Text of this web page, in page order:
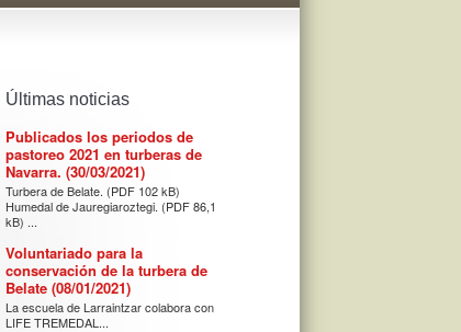
Últimas noticias
Publicados los periodos de
pastoreo 2021 en turberas de
Navarra. (30/03/2021)
Turbera de Belate. (PDF 102 kB)
Humedal de Jauregiaroztegi. (PDF 86,1
kB) ...
Voluntariado para la
conservación de la turbera de
Belate (08/01/2021)
La escuela de Larraintzar colabora con
LIFE TREMEDAL...